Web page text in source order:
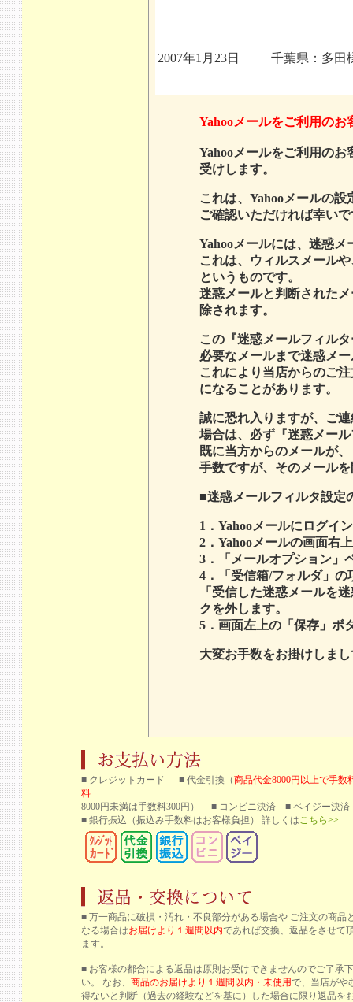
2007年1月23日 千葉県：多田
Yahooメールをご利用のお
Yahooメールをご利用の
受けします。
これは、Yahooメールの
ご確認いただければ幸い
Yahooメールには、迷惑
これは、ウィルスメール
というものです。
迷惑メールと判断された
除されます。
この『迷惑メールフィル
必要なメールまで迷惑メ
これにより当店からのご
になることがあります。
誠に恐れ入りますが、ご
場合は、必ず『迷惑メー
既に当方からのメールが
手数ですが、そのメール
■迷惑メールフィルタ設定
1．Yahooメールにログイ
2．Yahooメールの画面右
3．「メールオプション」
4．「受信箱/フォルダ」
「受信した迷惑メールを
クを外します。
5．画面左上の「保存」ボ
大変お手数をお掛けしま
■ クレジットカード ■ 代金引換（商品代金8000円以上で手数
料
8000円未満は手数料300円） ■ コンビニ決済 ■ ペイジー決済
■ 銀行振込 （振込み手数料はお客様負担） 詳しくはこちら>>
■ 万一商品に破損・汚れ・不良部分がある場合や ご注文の商品
なる場合はお届けより１週間以内であれば交換、返品をさせて
ます。
■ お客様の都合による返品は原則お受けできませんのでご了承
い。 なお、 商品のお届けより１週間以内・未使用で、当店がや
得ないと判断（過去の経験などを基に）した場合に限り返品を